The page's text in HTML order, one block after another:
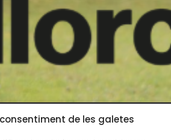
de les galetes